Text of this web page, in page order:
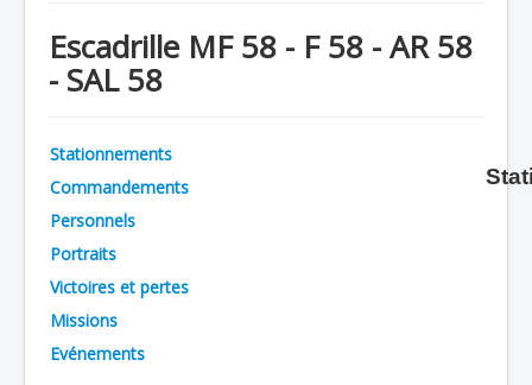
Chronologie
Escadrilles
Avions
Personnels
Formation
Doctrines
Batailles
Escadrille MF 58 - F 58 - AR 58
- SAL 58
Stationnements
Commandements
Personnels
Portraits
Victoires et pertes
Missions
Evénements